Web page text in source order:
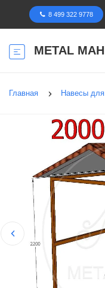
8 499 322 9778
METAL
Главная Навесы